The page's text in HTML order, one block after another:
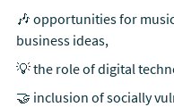
🎶 opportunities for
business ideas,
💡 the role of digital
🤝 inclusion of socially